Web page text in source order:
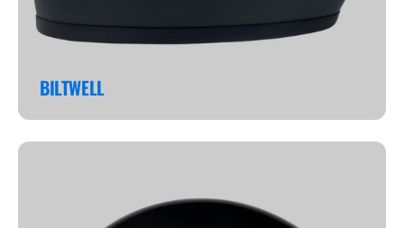
BILTWELL